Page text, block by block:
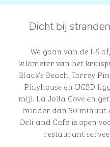
Dicht bij
We gaan van de I-5
kilometer van het
Black’s Beach, Torrey
Playhouse en UCSD
mijl. La Jolla Cove en
minder dan 30 minuut
Deli and Cafe is open
restaurant